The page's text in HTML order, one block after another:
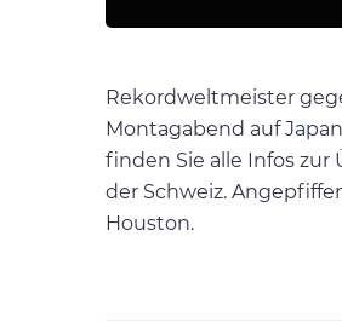
Rekordweltmeister
Montagabend auf
finden Sie alle Infos zur
der Schweiz.
Houston.